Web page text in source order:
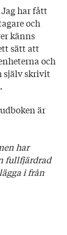
har fått
och
känns
sätt att
och
själv skrivit
är
har
fullfjärdrad
i från